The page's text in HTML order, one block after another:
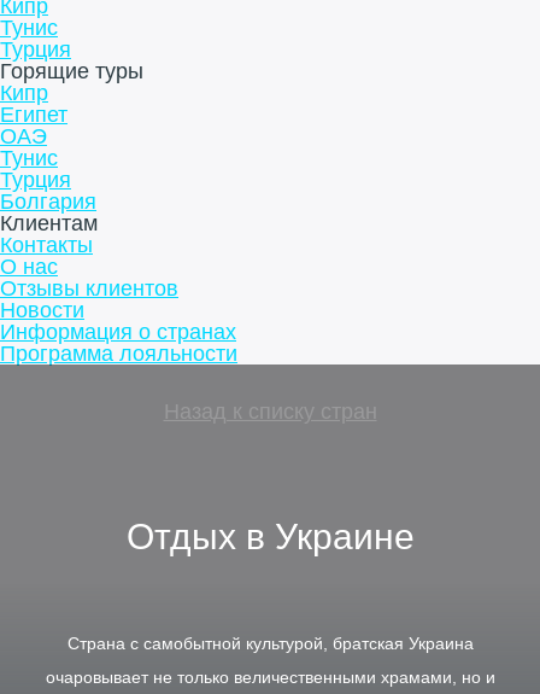
Кипр
Тунис
Турция
Горящие туры
Кипр
Египет
ОАЭ
Тунис
Турция
Болгария
Клиентам
Контакты
О нас
Отзывы клиентов
Новости
Информация о странах
Программа лояльности
Назад к списку стран
Отдых в Украине
Страна с самобытной культурой, братская Украина
очаровывает не только величественными храмами, но и